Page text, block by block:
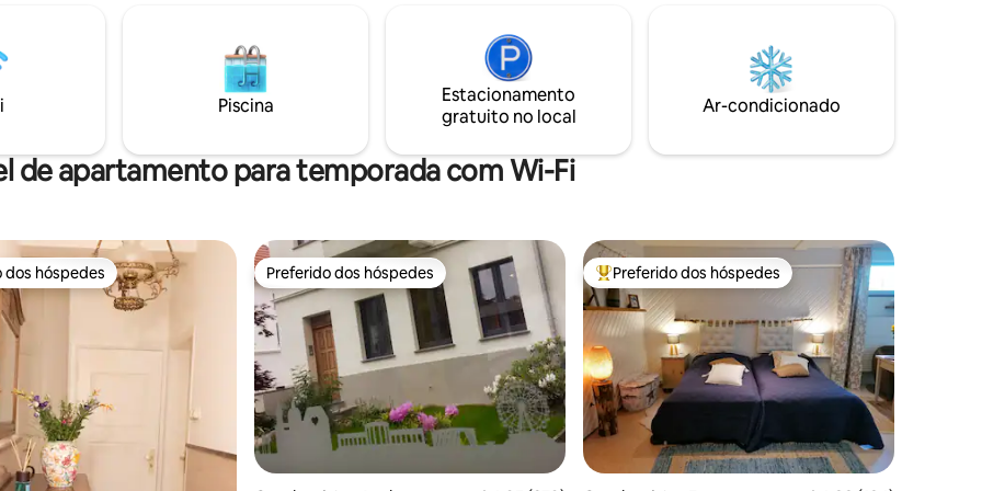
relaxamento DUO de 50
uma mesa em nossa sala de
estadia entre a natureza, a adrenalina, a
calma e a desconexão, no coração das
Ardenas belgas. Original, aconchegante
e exótica: viva a experiência da
microcasa ao máximo.
e 35 km de Francorchamps. O check-in é
a partir das 16h e o check-out é às 11h.
Piscina
Estacionamento
gratuito no local
Ar-condicionado
de apartamento para temporada com Wi-Fi
dos hóspedes
dos hóspedes Preferido dos hóspedes
Preferido dos hóspedes Entre os melhores preferidos dos hóspedes
Preferido dos hóspedes